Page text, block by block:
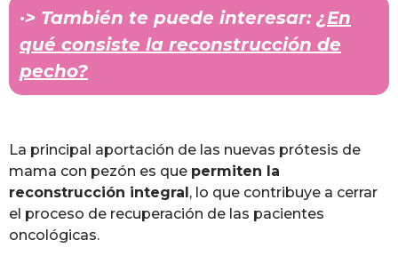
·> También te puede interesar: ¿En
qué consiste la reconstrucción de
pecho?
La principal aportación de las nuevas prótesis de
mama con pezón es que permiten la
reconstrucción integral, lo que contribuye a cerrar
el proceso de recuperación de las pacientes
oncológicas.